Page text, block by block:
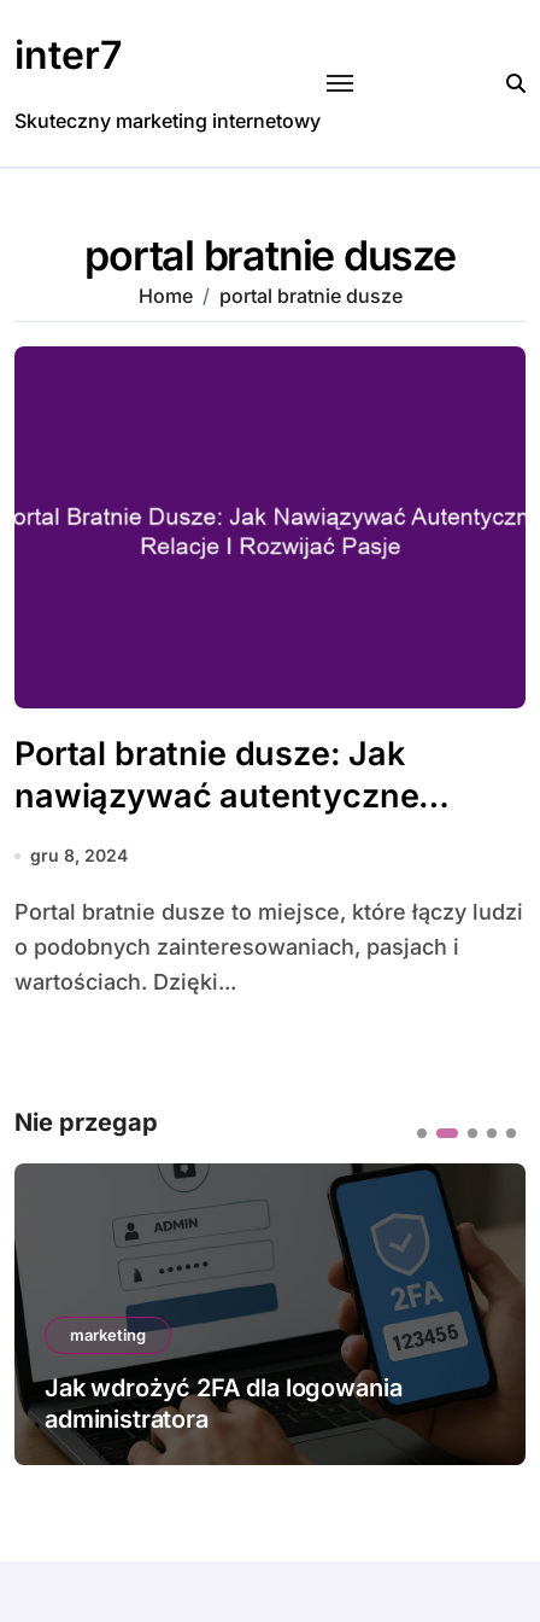
to
content
inter7
Skuteczny marketing internetowy
portal bratnie dusze
Home portal bratnie dusze
Portal bratnie dusze: Jak
nawiązywać autentyczne
relacje i rozwijać pasje
gru 8, 2024
Portal bratnie dusze to miejsce, które łączy ludzi
o podobnych zainteresowaniach, pasjach i
wartościach. Dzięki...
Nie przegap
marketing
Jak wdrożyć 2FA dla logowania
administratora